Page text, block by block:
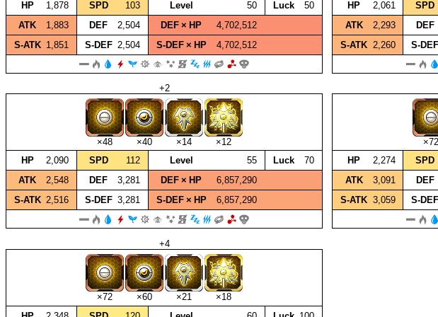
HP
1,878 SPD 103 Level 50 Luck
50
ATK
1,883 DEF 2,504 DEF × HP
4,702,512
S‑ATK 1,851 S‑DEF 2,504 S‑DEF × HP 4,702,512
HP
2,061 SPD
ATK
2,293 DEF
S‑ATK 2,260 S‑DEF
+2
×48 ×40 ×14
×12
HP
2,090 SPD 112 Level 55 Luck
70
ATK
2,548 DEF 3,281 DEF × HP
6,857,290
S‑ATK 2,516 S‑DEF 3,281 S‑DEF × HP 6,857,290
×72
HP
2,274 SPD
ATK
3,091 DEF
S‑ATK 3,059 S‑DEF
+4
×72 ×60 ×21
×18